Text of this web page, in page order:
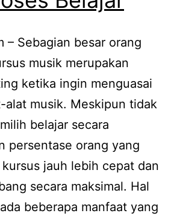
– Sebagian besar orang
musik merupakan
ketika ingin menguasai
alat musik. Meskipun tidak
belajar secara
persentase orang yang
jauh lebih cepat dan
secara maksimal. Hal
beberapa manfaat yang